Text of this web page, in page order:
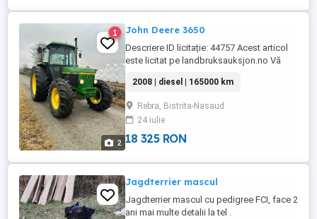
2
1 John Deere 3650
Descriere ID licitație: 44757 Acest articol
este licitat pe landbruksauksjon.no Vă
întrebări. Vă rugăm să utilizați ID-ul
licitației: 44757. John Deere 3650. De
vânzare de către un vânzător privat. 2640
Vinstra. Transmisie: 4x4 Lungime: 4400
mm Greutate proprie: ...
2008 | diesel | 165000 km
Rebra, Bistrita-Nasaud
24 iulie
18 325 RON
Jagdterrier mascul
Jagdterrier mascul cu pedigree FCI, face 2
ani mai multe detalii la tel .